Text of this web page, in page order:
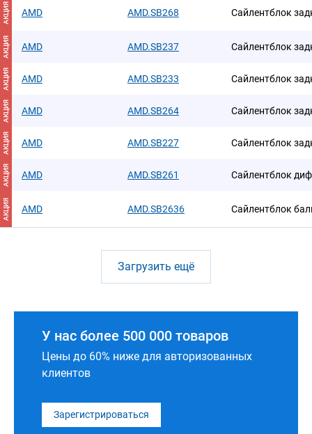
АКЦИЯ AMD AMD.SB268 Сайлентблок
АКЦИЯ AMD AMD.SB237 Сайлентблок
АКЦИЯ AMD AMD.SB233 Сайлентблок
АКЦИЯ AMD AMD.SB264 Сайлентблок
АКЦИЯ AMD AMD.SB227 Сайлентблок
АКЦИЯ AMD AMD.SB261 Сайлентблок
АКЦИЯ AMD AMD.SB2636 Сайлентблок
Загрузить ещё
У нас более 500 000 товаров
Цены до 60% ниже для авторизованных
клиентов
Зарегистрироваться